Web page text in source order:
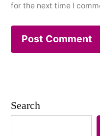
for the next time I
Search